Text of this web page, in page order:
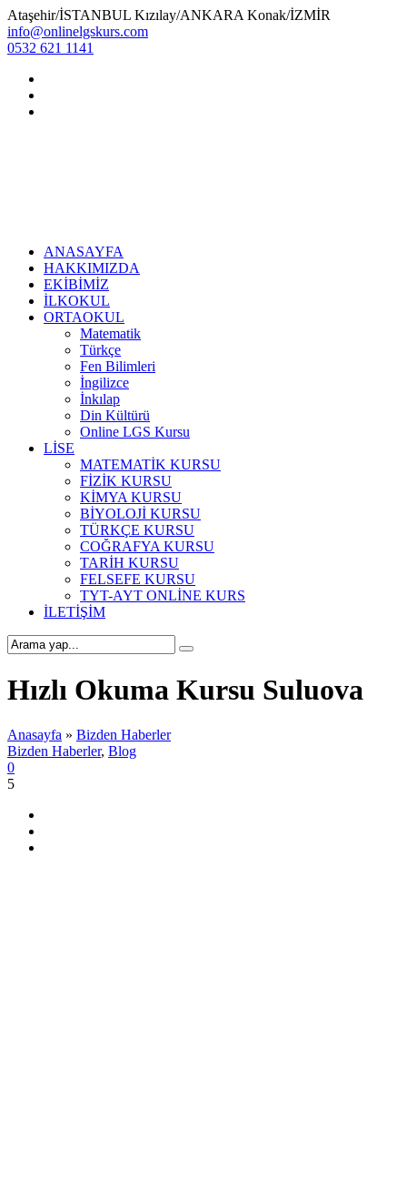
Ataşehir/İSTANBUL Kızılay/ANKARA Konak/İZMİR
info@onlinelgskurs.com
0532 621 1141
ANASAYFA
HAKKIMIZDA
EKİBİMİZ
İLKOKUL
ORTAOKUL
Matematik
Türkçe
Fen Bilimleri
İngilizce
İnkılap
Din Kültürü
Online LGS Kursu
LİSE
MATEMATİK KURSU
FİZİK KURSU
KİMYA KURSU
BİYOLOJİ KURSU
TÜRKÇE KURSU
COĞRAFYA KURSU
TARİH KURSU
FELSEFE KURSU
TYT-AYT ONLİNE KURS
İLETİŞİM
Hızlı Okuma Kursu Suluova
Anasayfa » Bizden Haberler
Bizden Haberler, Blog
0
5